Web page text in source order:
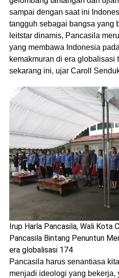
sampai dengan saat ini
tangguh sebagai bangsa yang
leitstar dinamis, Pancasila
yang membawa Indonesia
kemakmuran di era globalisasi
sekarang ini, ujar Caroll
Irup Harla Pancasila, Wali Kota
Pancasila Bintang Penuntun
era globalisasi 174
Pancasila harus senantiasa
menjadi ideologi yang bekerja,